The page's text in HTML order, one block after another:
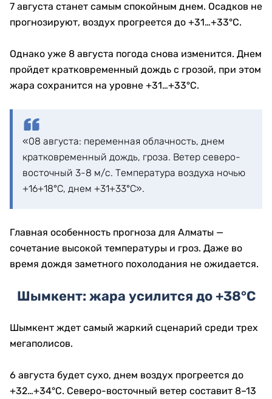
7 августа станет самым спокойным днем. Осадков не
прогнозируют, воздух прогреется до +31…+33°C.
Однако уже 8 августа погода снова изменится. Днем
пройдет кратковременный дождь с грозой, при этом
жара сохранится на уровне +31…+33°C.
«08 августа: переменная облачность, днем
кратковременный дождь, гроза. Ветер северо-
восточный 3-8 м/с. Температура воздуха ночью
+16+18°С, днем +31+33°С».
Главная особенность прогноза для Алматы —
сочетание высокой температуры и гроз. Даже во
время дождя заметного похолодания не ожидается.
Шымкент: жара усилится до +38°C
Шымкент ждет самый жаркий сценарий среди трех
мегаполисов.
6 августа будет сухо, днем воздух прогреется до
+32…+34°C. Северо-восточный ветер составит 8–13